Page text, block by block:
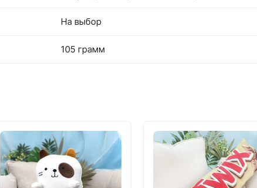
На выбор
105 грамм